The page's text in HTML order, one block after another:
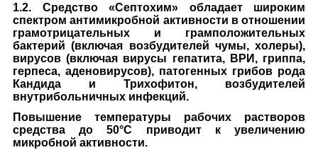
1.2. Средство «Септохим» обладает широким
спектром антимикробной активности в отношении
грамотрицательных и грамположительных
бактерий (включая возбудителей чумы, холеры),
вирусов (включая вирусы гепатита, ВРИ, гриппа,
герпеса, аденовирусов), патогенных грибов рода
Кандида и Трихофитон, возбудителей
внутрибольничных инфекций.
Повышение температуры рабочих растворов
средства до 50°С приводит к увеличению
микробной активности.